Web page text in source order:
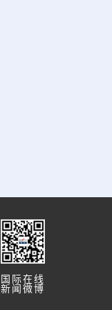
国际在线
新闻微博